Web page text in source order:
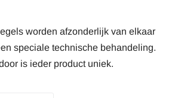
worden afzonderlijk van elkaar
speciale technische behandeling.
is ieder product uniek.